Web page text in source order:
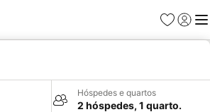
Favoritos
Iniciar
Hóspedes e quartos
2 hóspedes, 1 quarto.